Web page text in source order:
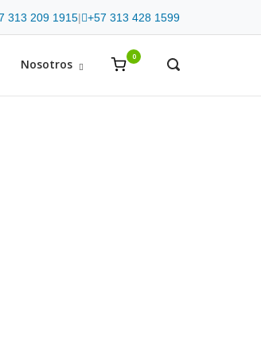
313 209 1915| +57 313 428 1599
Nosotros
View
cart
0
OPEN